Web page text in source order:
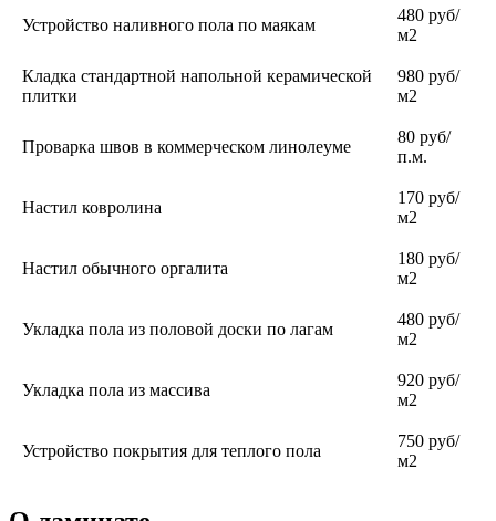
Устройство наливного пола по маякам
480 руб/
м2
Кладка стандартной напольной керамической
плитки
980 руб/
м2
Проварка швов в коммерческом линолеуме
80 руб/
п.м.
Настил ковролина
170 руб/
м2
Настил обычного оргалита
180 руб/
м2
Укладка пола из половой доски по лагам
480 руб/
м2
Укладка пола из массива
920 руб/
м2
Устройство покрытия для теплого пола
750 руб/
м2